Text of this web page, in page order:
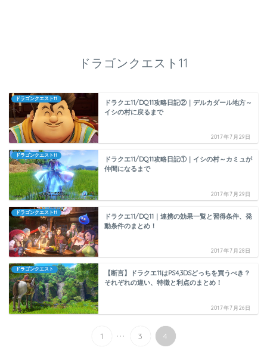
ドラゴンクエスト11
ドラゴンクエスト11
ドラクエ11/DQ11攻略日記②｜デルカダール地方～
イシの村に戻るまで
2017年7月29日
ドラゴンクエスト11
ドラクエ11/DQ11攻略日記①｜イシの村～カミュが
仲間になるまで
2017年7月29日
ドラゴンクエスト11
ドラクエ11/DQ11｜連携の効果一覧と習得条件、発
動条件のまとめ！
2017年7月28日
ドラゴンクエスト
【断言】ドラクエ11はPS4,3DSどっちを買うべき？
それぞれの違い、特徴と利点のまとめ！
2017年7月26日
1 ... 3 4